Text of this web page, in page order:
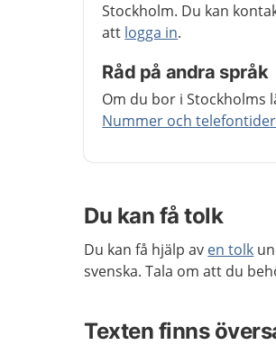
Stockholm. Du kan
att logga in.
Råd på andra språk
Om du bor i Stockholms
Nummer och
Du kan få tolk
Du kan få hjälp av en tolk
svenska. Tala om att du
Texten finns